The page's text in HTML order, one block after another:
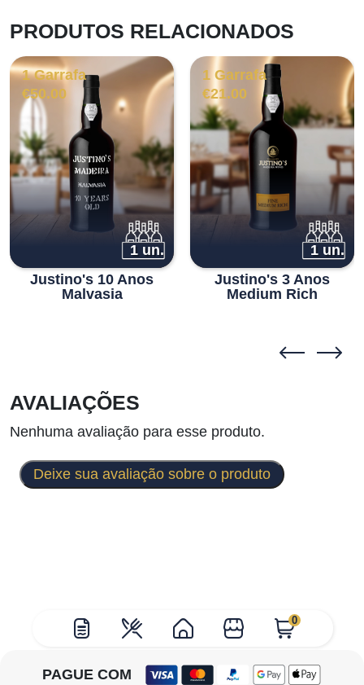
0
PRODUTOS RELACIONADOS
1 Garrafa
€50.00
1 un.
Justino's 10 Anos
Malvasia
1 Garrafa
€21.00
1 un.
Justino's 3 Anos
Medium Rich
AVALIAÇÕES
Nenhuma avaliação para esse produto.
Deixe sua avaliação sobre o produto
PAGUE COM